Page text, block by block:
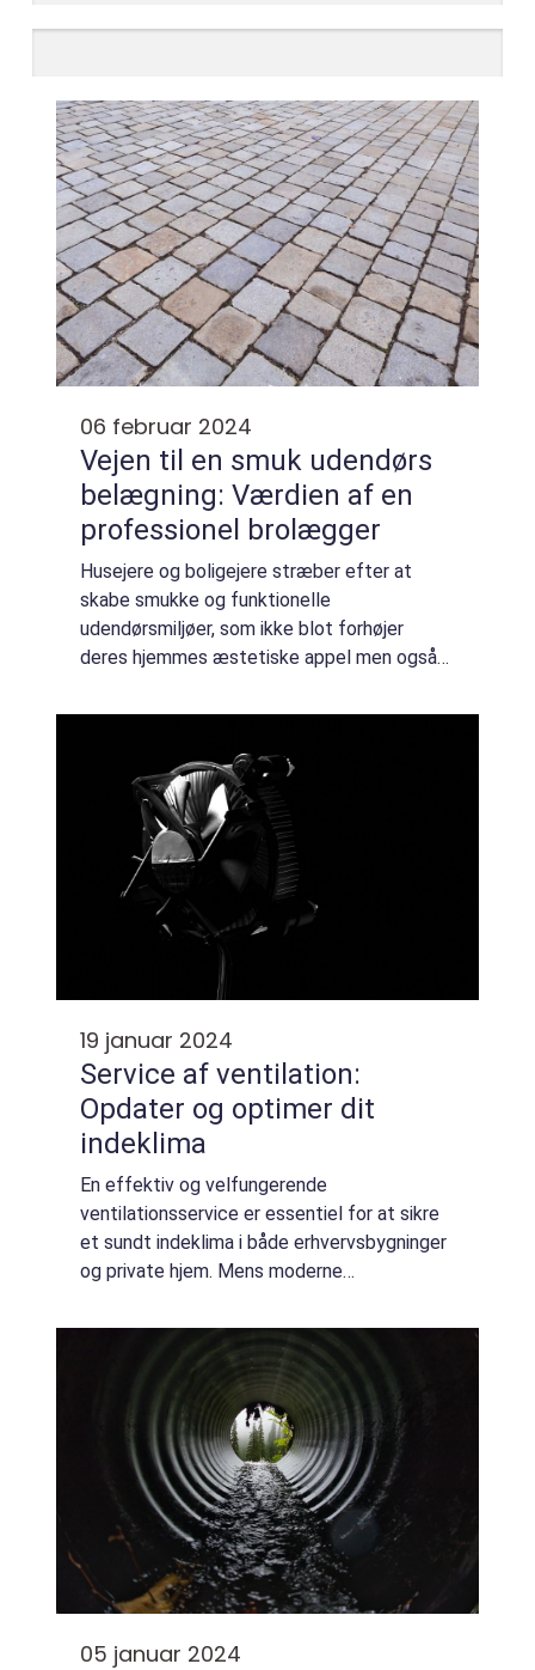
06 februar 2024
Vejen til en smuk udendørs
belægning: Værdien af en
professionel brolægger
Husejere og boligejere stræber efter at
skabe smukke og funktionelle
udendørsmiljøer, som ikke blot forhøjer
deres hjemmes æstetiske appel men også
opnå dette ligger ofte i de detaljer, en
19 januar 2024
Service af ventilation:
Opdater og optimer dit
indeklima
En effektiv og velfungerende
ventilationsservice er essentiel for at sikre
et sundt indeklima i både erhvervsbygninger
og private hjem. Mens moderne
pålidelige, kræver de regelmæssig service
for at yde opt...
05 januar 2024